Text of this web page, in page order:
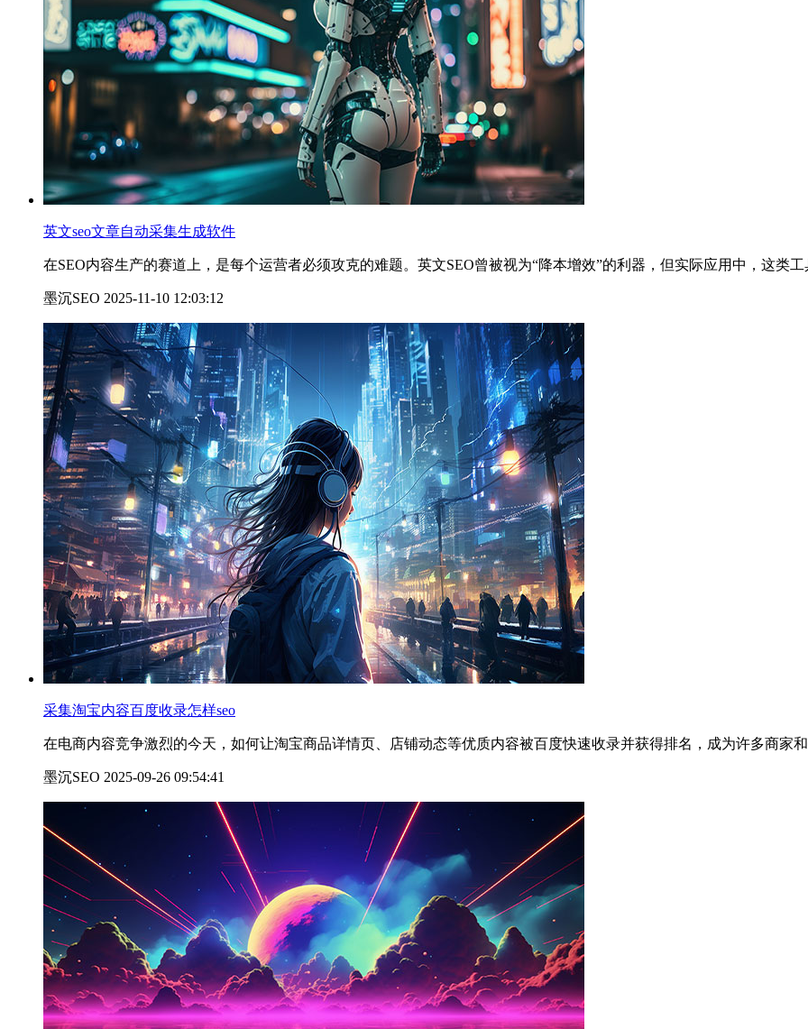
英文seo文章自动采集生成软件
在SEO内容生产的赛道上，是每个运营者必须攻克的难题。英文SEO曾被视为“降本增效”的利器，但实际应用中，这类
墨沉SEO 2025-11-10 12:03:12
采集淘宝内容百度收录怎样seo
在电商内容竞争激烈的今天，如何让淘宝商品详情页、店铺动态等优质内容被百度快速收录并获得排名，成为许多商家和
墨沉SEO 2025-09-26 09:54:41